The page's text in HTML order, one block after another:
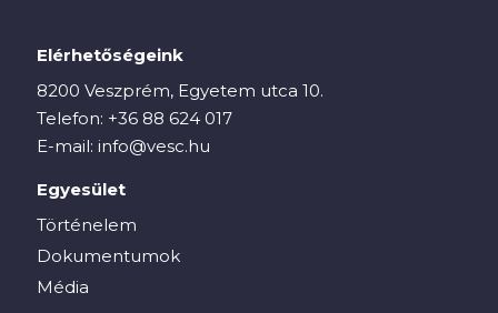
Elérhetőségeink
8200 Veszprém, Egyetem utca 10.
Telefon: +36 88 624 017
E-mail: info@vesc.hu
Egyesület
Történelem
Dokumentumok
Média